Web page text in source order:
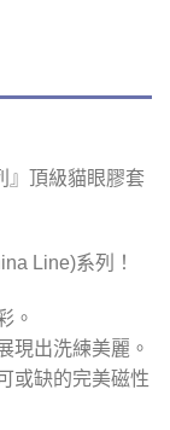
』頂級貓眼膠套
Line)系列！
。
現出洗練美麗。
或缺的完美磁性